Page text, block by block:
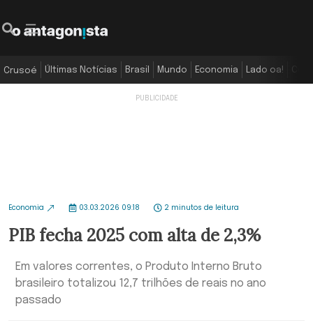
Crusoé Últimas Notícias Brasil Mundo Economia Lado oa!
Economia 03.03.2026 09:18 2 minutos de leitura
PIB fecha 2025 com alta de 2,3%
Em valores correntes, o Produto Interno Bruto
brasileiro totalizou 12,7 trilhões de reais no ano
passado